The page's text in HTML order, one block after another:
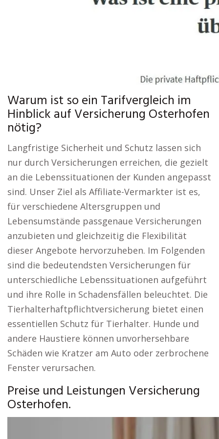
Warum ist so ein Tarifvergleich im
Hinblick auf Versicherung Osterhofen
nötig?
Langfristige Sicherheit und Schutz lassen sich
nur durch Versicherungen erreichen, die gezielt
an die Lebenssituationen der Kunden angepasst
sind. Unser Ziel als Affiliate-Vermarkter ist es,
für verschiedene Altersgruppen und
Lebensumstände passgenaue Versicherungen
anzubieten und gleichzeitig die Flexibilität
dieser Angebote hervorzuheben. Im Folgenden
sind die bedeutendsten Versicherungen für
unterschiedliche Lebenssituationen aufgeführt
und ihre Rolle in Schadensfällen beleuchtet. Die
Tierhalterhaftpflichtversicherung bietet einen
essentiellen Schutz für Tierhalter. Hunde und
andere Haustiere können unvorhersehbare
Schäden wie Kratzer am Auto oder zerbrochene
Fenster verursachen.
Preise und Leistungen Versicherung
Osterhofen.